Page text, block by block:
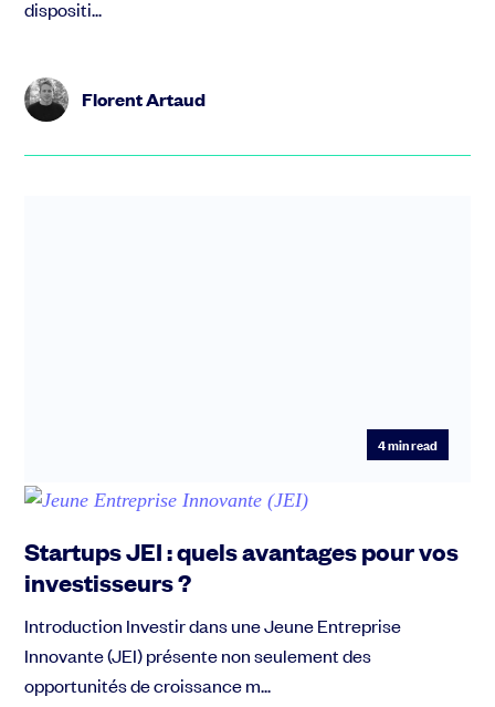
dispositi...
Florent Artaud
4min read
Startups JEI : quels avantages pour vos
investisseurs ?
Introduction Investir dans une Jeune Entreprise
Innovante (JEI) présente non seulement des
opportunités de croissance m...